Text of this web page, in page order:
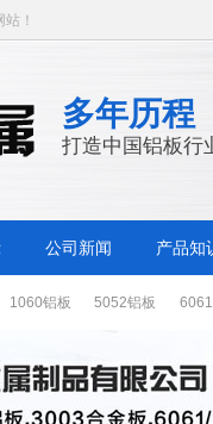
！
多年历程
打造中国铝板行
公司新闻 产品知
1060铝板 5052铝板